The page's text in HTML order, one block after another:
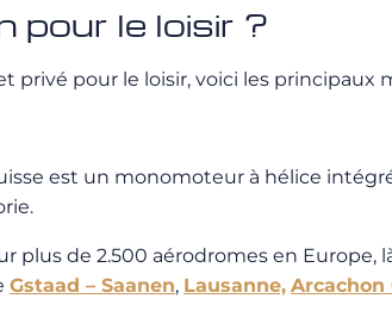
pour le loisir ?
privé pour le loisir, voici les principaux
est un monomoteur à hélice
plus de 2.500 aérodromes en Europe,
Gstaad – Saanen, Lausanne, Arcachon